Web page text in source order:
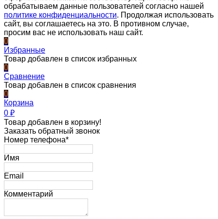
обрабатываем данные пользователей согласно нашей
политике конфиденциальности. Продолжая использовать
сайт, вы соглашаетесь на это. В противном случае,
просим вас не использовать наш сайт.
0
Избранные
Товар добавлен в список избранных
0
Сравнение
Товар добавлен в список сравнения
0
Корзина
0 ₽
Товар добавлен в корзину!
Заказать обратный звонок
Номер телефона*
Имя
Email
Комментарий